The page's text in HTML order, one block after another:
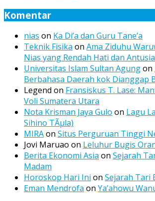
Komentar
nias on Ka Di’a dan Guru Tane’a
Teknik Fisika on Ama Ziduhu
Nias yang Rendah Hati dan
Universitas Islam Sultan Agungon
Berbahasa Daerah kok Dianggap
Legend on Fransiskus T. Lase:
Voli Sumatera Utara
Nota Krisman Jaya Gulo on Lagu
Sihino TÃµla)
MIRAon Situs Perguruan Tinggi
Jovi Maruao on Leluhur Bugis
Berita Ekonomi Asia on Sejarah
Madam
Horoskop Hari Ini on Sejarah Tari
Eman Mendrofa on Ya’ahowu